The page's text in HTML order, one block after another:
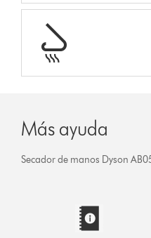
Más ayuda
Secador de manos Dyson